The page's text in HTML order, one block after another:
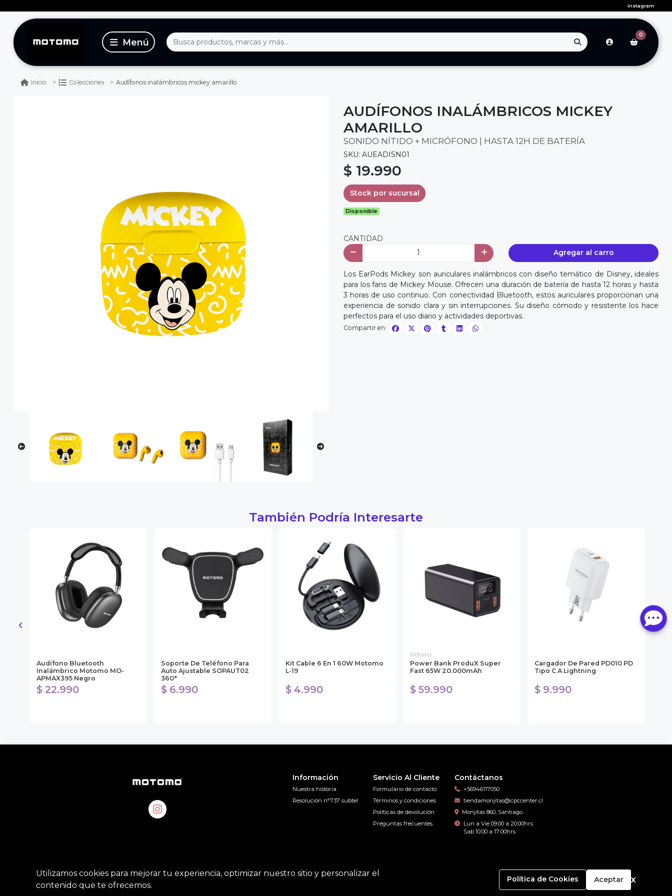
Instagram
0
Inicio Colecciones Audífonos inalámbricos mickey amarillo
AUDÍFONOS INALÁMBRICOS MICKEY
AMARILLO
SONIDO NÍTIDO + MICRÓFONO | HASTA 12H DE BATERÍA
SKU: AUEADISN01
$ 19.990
Stock por sucursal
Disponible
CANTIDAD
Agregar al carro
Los EarPods Mickey son auriculares inalámbricos con diseño temático de Disney, ideales
para los fans de Mickey Mouse. Ofrecen una duración de batería de hasta 12 horas y hasta
3 horas de uso continuo. Con conectividad Bluetooth, estos auriculares proporcionan una
experiencia de sonido clara y sin interrupciones. Su diseño cómodo y resistente los hace
perfectos para el uso diario y actividades deportivas.
Compartir en:
También Podría Interesarte
Audífono Bluetooth
Inalámbrico Motomo MO-
APMAX395 Negro
$ 22.990
Soporte De Teléfono Para
Auto Ajustable SOPAUT02
360°
$ 6.990
Kit Cable 6 En 1 60W Motomo
L-19
$ 4.990
Motomo
Power Bank ProduX Super
Fast 65W 20.000mAh
$ 59.990
Cargador De Pared PD010 PD
Tipo C A Lightning
$ 9.990
Información
Nuestra historia
Resolución n°737 subtel
Servicio Al Cliente
Formulario de contacto
Términos y condiciones
Políticas de devolución
Preguntas frecuentes
Contáctanos
+56946117050
tiendamonjitas@cpccenter.cl
Monjitas 860, Santiago
Lun a Vie 09:00 a 20:00hrs
Sab 10:00 a 17:00hrs
Utilizamos cookies para mejorar tu experiencia, optimizar nuestro sitio y personalizar el
contenido que te ofrecemos.
Política de Cookies Aceptar x